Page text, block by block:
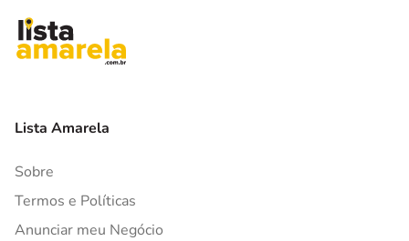
Lista Amarela
Sobre
Termos e Políticas
Anunciar meu Negócio